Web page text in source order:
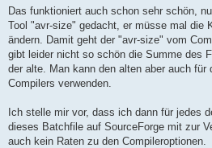
set MCU=atmega32
set F_CPU=16000000UL
set DEFINES=
rem set DEFINES=-DDUAL_DAC
set SOURCES=uart.c dcg.c dcg-
rem
rem Let's compile and convert
rem
Das funktioniert auch schon sehr schön,
Tool "avr-size" gedacht, er müsse mal die
ändern. Damit geht der "avr-size" vom
gibt leider nicht so schön die Summe des
der alte. Man kann den alten aber auch für
Compilers verwenden.
Ich stelle mir vor, dass ich dann für jedes
dieses Batchfile auf SourceForge mit zur
auch kein Raten zu den Compileroptionen.